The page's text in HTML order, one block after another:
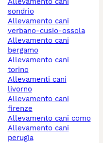
sondrio
allevamento cani
verbano-cusio-ossola
allevamento cani
bergamo
allevamento cani
torino
allevamenti cani
livorno
allevamento cani
firenze
allevamento cani como
allevamento cani
perugia